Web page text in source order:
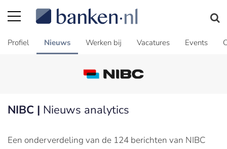
Profiel Nieuws Werken bij Vacatures Events
NIBC | Nieuws analytics
Een onderverdeling van de 124 berichten van NIBC